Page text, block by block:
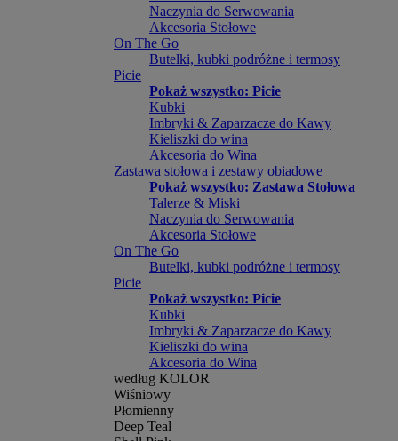
Naczynia do Serwowania
Akcesoria Stołowe
On The Go
Butelki, kubki podróżne i termosy
Picie
Pokaż wszystko: Picie
Kubki
Imbryki & Zaparzacze do Kawy
Kieliszki do wina
Akcesoria do Wina
Zastawa stołowa i zestawy obiadowe
Pokaż wszystko: Zastawa Stołowa
Talerze & Miski
Naczynia do Serwowania
Akcesoria Stołowe
On The Go
Butelki, kubki podróżne i termosy
Picie
Pokaż wszystko: Picie
Kubki
Imbryki & Zaparzacze do Kawy
Kieliszki do wina
Akcesoria do Wina
według KOLOR
Wiśniowy
Płomienny
Deep Teal